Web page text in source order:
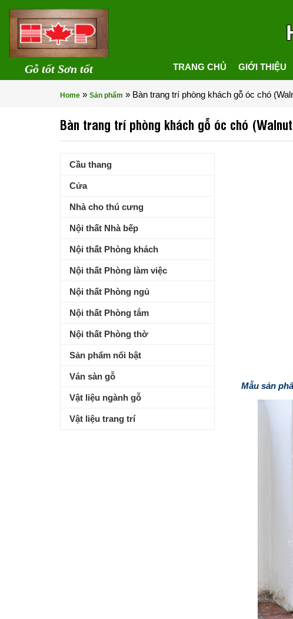
Gỗ tốt Sơn tốt TRANG CHỦ GIỚI THIỆU
Home » Sản phẩm » Bàn trang trí phòng khách gỗ óc chó
Bàn trang trí phòng khách gỗ óc chó
Mẫu sản
Cầu thang
Cửa
Nhà cho thú cưng
Nội thất Nhà bếp
Nội thất Phòng khách
Nội thất Phòng làm việc
Nội thất Phòng ngủ
Nội thất Phòng tắm
Nội thất Phòng thờ
Sản phẩm nổi bật
Ván sàn gỗ
Vật liệu ngành gỗ
Vật liệu trang trí